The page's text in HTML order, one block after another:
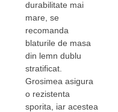
durabilitate mai
mare, se
recomanda
blaturile de masa
din lemn dublu
stratificat.
Grosimea asigura
o rezistenta
sporita, iar acestea